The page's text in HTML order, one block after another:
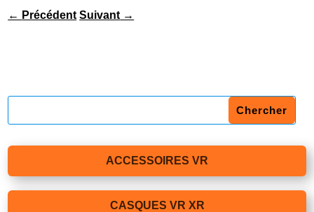
← Précédent Suivant →
ACCESSOIRES VR
CASQUES VR XR